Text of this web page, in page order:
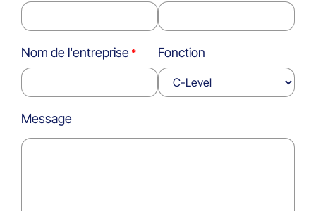
Nom de l'entreprise Fonction
Message